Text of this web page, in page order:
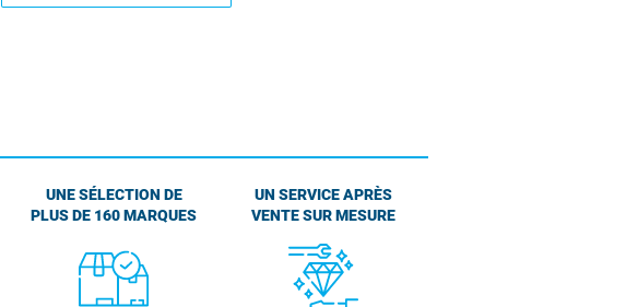
UNE SÉLECTION DE
PLUS DE 160 MARQUES
UN SERVICE APRÈS
VENTE SUR MESURE